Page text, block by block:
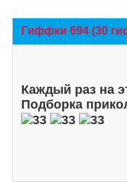
Гиффки 694 (30
Каждый раз на
Подборка